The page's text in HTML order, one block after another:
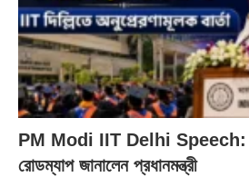
PM Modi IIT Delhi Speech:
রোডম্যাপ জানালেন প্রধানমন্ত্রী